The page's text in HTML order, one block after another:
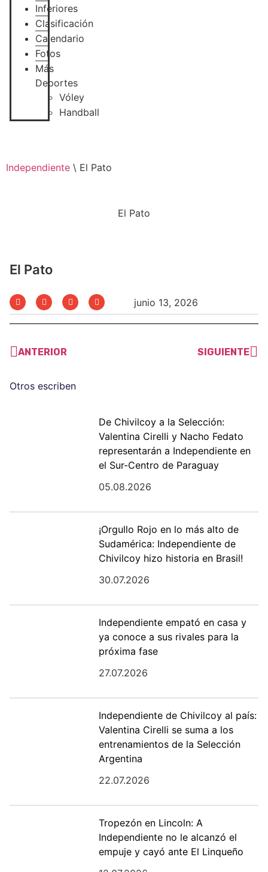
Inferiores
Clasificación
Calendario
Fotos
Más
Deportes
Vóley
Handball
Independiente \ El Pato
El Pato
El Pato
junio 13, 2026
ANTERIOR SIGUIENTE
Otros escriben
De Chivilcoy a la Selección:
Valentina Cirelli y Nacho Fedato
representarán a Independiente en
el Sur-Centro de Paraguay
05.08.2026
¡Orgullo Rojo en lo más alto de
Sudamérica: Independiente de
Chivilcoy hizo historia en Brasil!
30.07.2026
Independiente empató en casa y
ya conoce a sus rivales para la
próxima fase
27.07.2026
​Independiente de Chivilcoy al país:
Valentina Cirelli se suma a los
entrenamientos de la Selección
Argentina
22.07.2026
Tropezón en Lincoln: A
Independiente no le alcanzó el
empuje y cayó ante El Linqueño